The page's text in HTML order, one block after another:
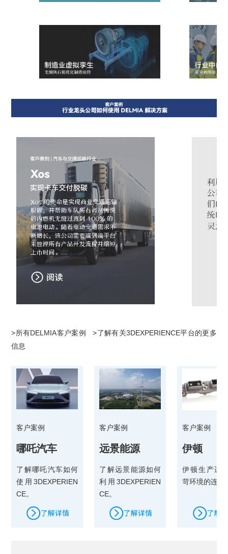
>所有DELMIA客户案例 >了解有关3DEXPERIENCE平台的更多
信息
客户案例 客户案例 客户案例
哪吒汽车 远景能源 伊顿
了解哪吒汽车如何
使用3DEXPERIEN
CE。
了解远景能源如何
利用3DEXPERIEN
CE。
伊顿生产适
苛环境的连接